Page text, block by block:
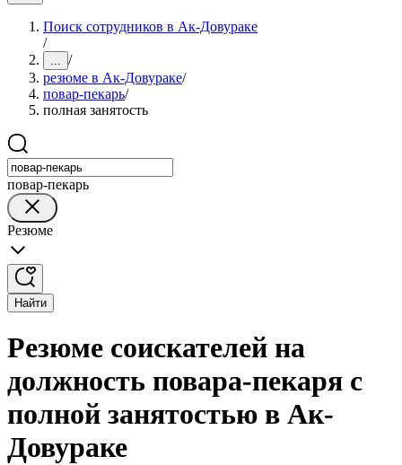
Поиск сотрудников в Ак-Довураке
/
... /
резюме в Ак-Довураке/
повар-пекарь/
полная занятость
повар-пекарь
Резюме
Найти
Резюме соискателей на
должность повара-пекаря с
полной занятостью в Ак-
Довураке